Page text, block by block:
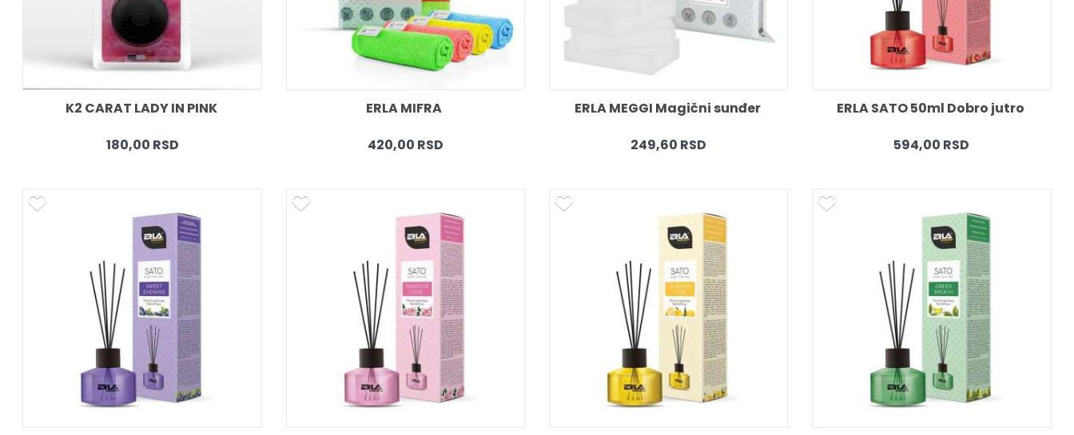
K2 CARAT LADY IN PINK
180,00 RSD
ERLA MIFRA
420,00 RSD
ERLA MEGGI Magični sunđer
249,60 RSD
ERLA SATO 50ml Dobro jutro
594,00 RSD